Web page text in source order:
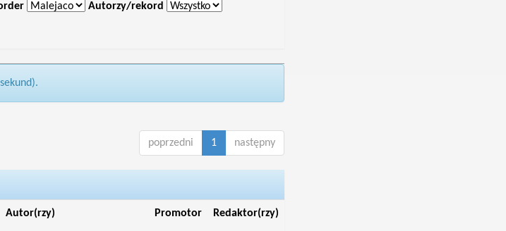
Autorzy/rekord
poprzedni 1 następny
Autor(rzy) Promotor Redaktor(rzy)